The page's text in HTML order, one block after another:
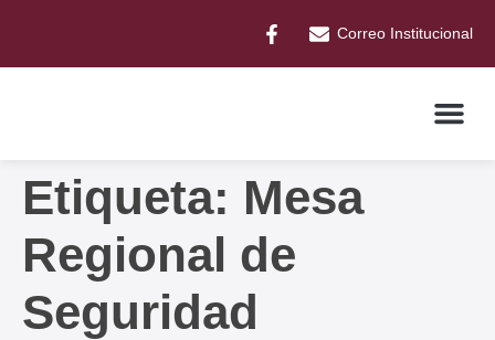
Correo Institucional
Etiqueta: Mesa
Regional de
Seguridad